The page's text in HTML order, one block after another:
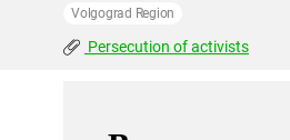
Volgograd Region
Persecution of activists